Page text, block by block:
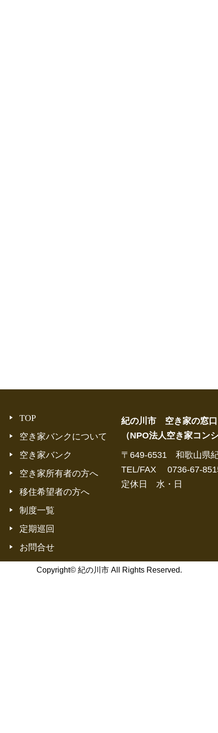
TOP
空き家バンクについて
空き家バンク
空き家所有者の方へ
移住希望者の方へ
制度一覧
定期巡回
お問合せ
紀の川市 空き家の窓口
（NPO法人空き家コン
〒649-6531 和歌山県
TEL/FAX 0736-67-
定休日 水・日
Copyright© 紀の川市 All Rights Reserved.